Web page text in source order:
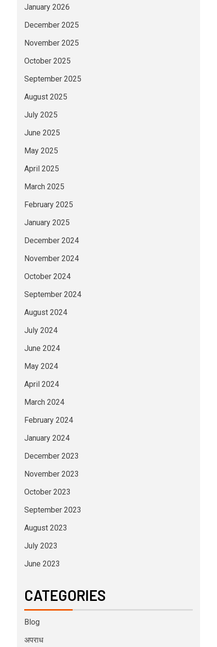
January 2026
December 2025
November 2025
October 2025
September 2025
August 2025
July 2025
June 2025
May 2025
April 2025
March 2025
February 2025
January 2025
December 2024
November 2024
October 2024
September 2024
August 2024
July 2024
June 2024
May 2024
April 2024
March 2024
February 2024
January 2024
December 2023
November 2023
October 2023
September 2023
August 2023
July 2023
June 2023
CATEGORIES
Blog
अपराध